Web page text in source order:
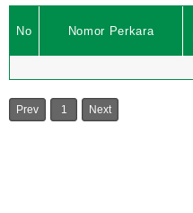
No Nomor Perkara
Prev 1 Next